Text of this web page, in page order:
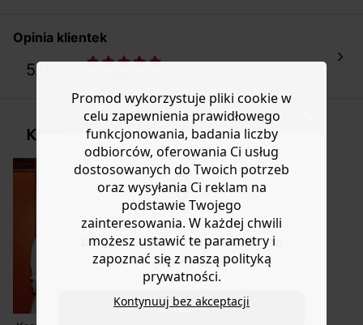
Do you want to be redirected to
www.promod.com ?
YES
Długie rękawy. Mankiety zapinane na guziki.
Zaokrąglony dół. Zawiera bawełnę pochodzącą z upraw
ekologicznych, uprawianą bez pestycydów, nawozów
chemicznych i GMO.
Opinia klientek
5.0
KUP STYLIZACJĘ
Promod wykorzystuje pliki cookie w
celu zapewnienia prawidłowego
funkcjonowania, badania liczby
odbiorców, oferowania Ci usług
dostosowanych do Twoich potrzeb
oraz wysyłania Ci reklam na
podstawie Twojego
zainteresowania. W każdej chwili
możesz ustawić te parametry i
zapoznać się z naszą polityką
prywatności.
Kontynuuj bez akceptacji